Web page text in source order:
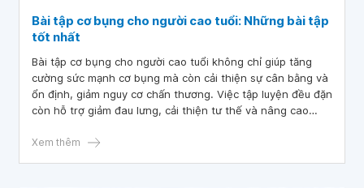
Bài tập cơ bụng cho người cao tuổi: Những bài tập
tốt nhất
Bài tập cơ bụng cho người cao tuổi không chỉ giúp tăng
cường sức mạnh cơ bụng mà còn cải thiện sự cân bằng và
ổn định, giảm nguy cơ chấn thương. Việc tập luyện đều đặn
còn hỗ trợ giảm đau lưng, cải thiện tư thế và nâng cao
cơ bụng tốt nhất dành cho người cao tuổi, vừa an toàn, dễ
Xem thêm